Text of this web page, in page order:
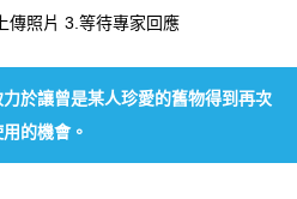
傳照片 3.等待專家回應
於讓曾是某人珍愛的舊物得到再次
的機會。